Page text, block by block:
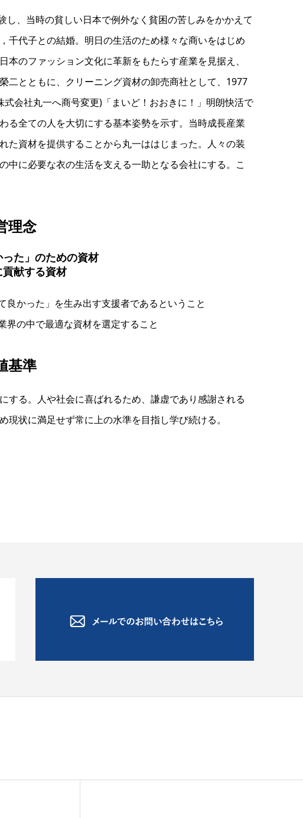
、当時の貧しい日本で例外なく貧困の苦しみをかかえて
千代子との結婚。明日の生活のため様々な商いをはじめ
のファッション文化に革新をもたらす産業を見据え、
二とともに、クリーニング資材の卸売商社として、1977
会社丸一へ商号変更)「まいど！おおきに！」明朗快活で
る全ての人を大切にする基本姿勢を示す。当時成長産業
た資材を提供することから丸一ははじまった。人々の装
中に必要な衣の生活を支える一助となる会社にする。こ
理念
った」のための資材
献する資材
かった」を生み出す支援者であるということ
界の中で最適な資材を選定すること
基準
する。人や社会に喜ばれるため、謙虚であり感謝される
状に満足せず常に上の水準を目指し学び続ける。